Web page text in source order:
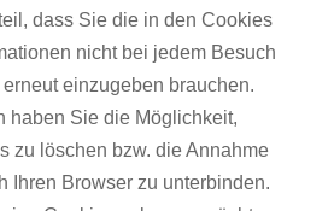
dass Sie die in den Cookies
nicht bei jedem Besuch
einzugeben brauchen.
haben Sie die Möglichkeit,
zu löschen bzw. die Annahme
Ihren Browser zu unterbinden.